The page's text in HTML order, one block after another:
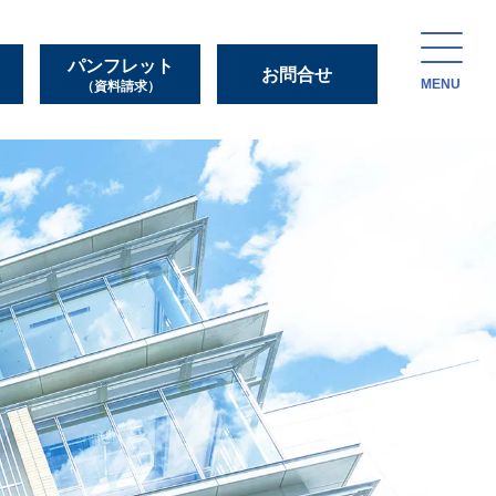
パンフレット
（資料請求）
お問合せ
MENU